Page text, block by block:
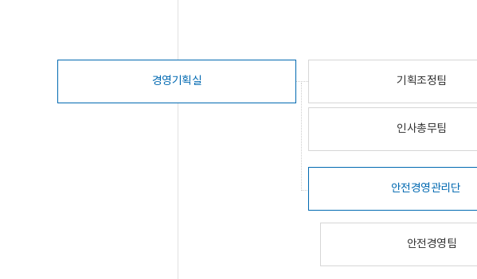
경영기획실 기획조정팀
인사총무팀
안전경영관리단
안전경영팀